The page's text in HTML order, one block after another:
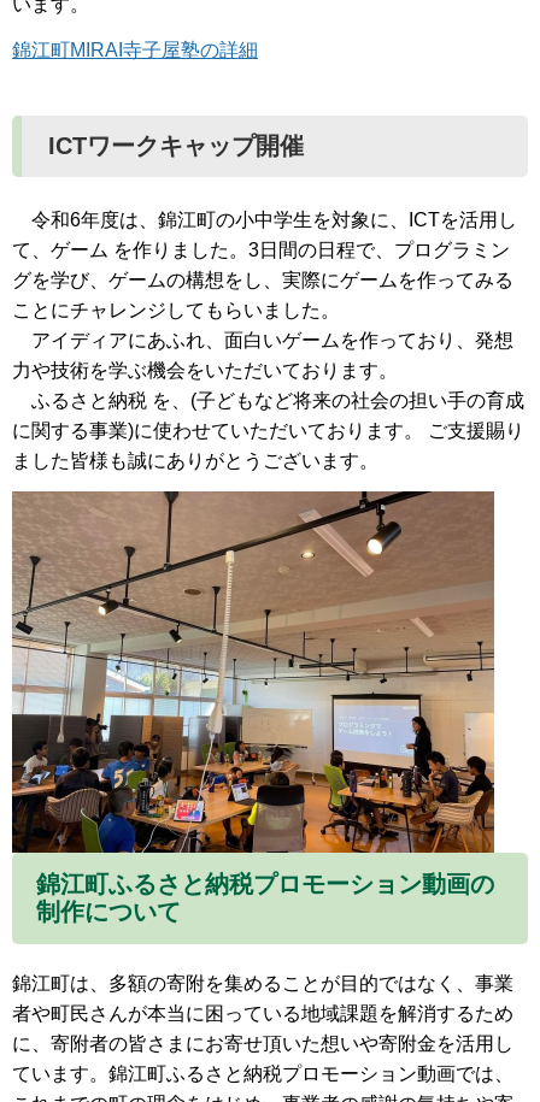
います。
錦江町MIRAI寺子屋塾の詳細
ICTワークキャップ開催
令和6年度は、錦江町の小中学生を対象に、ICTを活用し
て、ゲーム を作りました。3日間の日程で、プログラミン
グを学び、ゲームの構想をし、実際にゲームを作ってみる
ことにチャレンジしてもらいました。
アイディアにあふれ、面白いゲームを作っており、発想
力や技術を学ぶ機会をいただいております。
ふるさと納税 を、(子どもなど将来の社会の担い手の育成
に関する事業)に使わせていただいております。 ご支援賜り
ました皆様も誠にありがとうございます。
錦江町ふるさと納税プロモーション動画の
制作について
錦江町は、多額の寄附を集めることが目的ではなく、事業
者や町民さんが本当に困っている地域課題を解消するため
に、寄附者の皆さまにお寄せ頂いた想いや寄附金を活用し
ています。錦江町ふるさと納税プロモーション動画では、